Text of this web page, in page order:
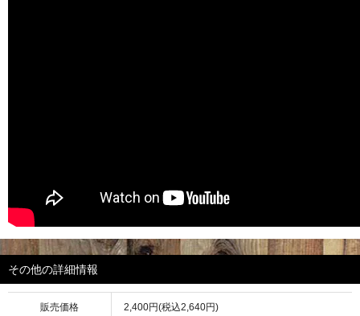
その他の詳細情報
販売価格 2,400円(税込2,640円)